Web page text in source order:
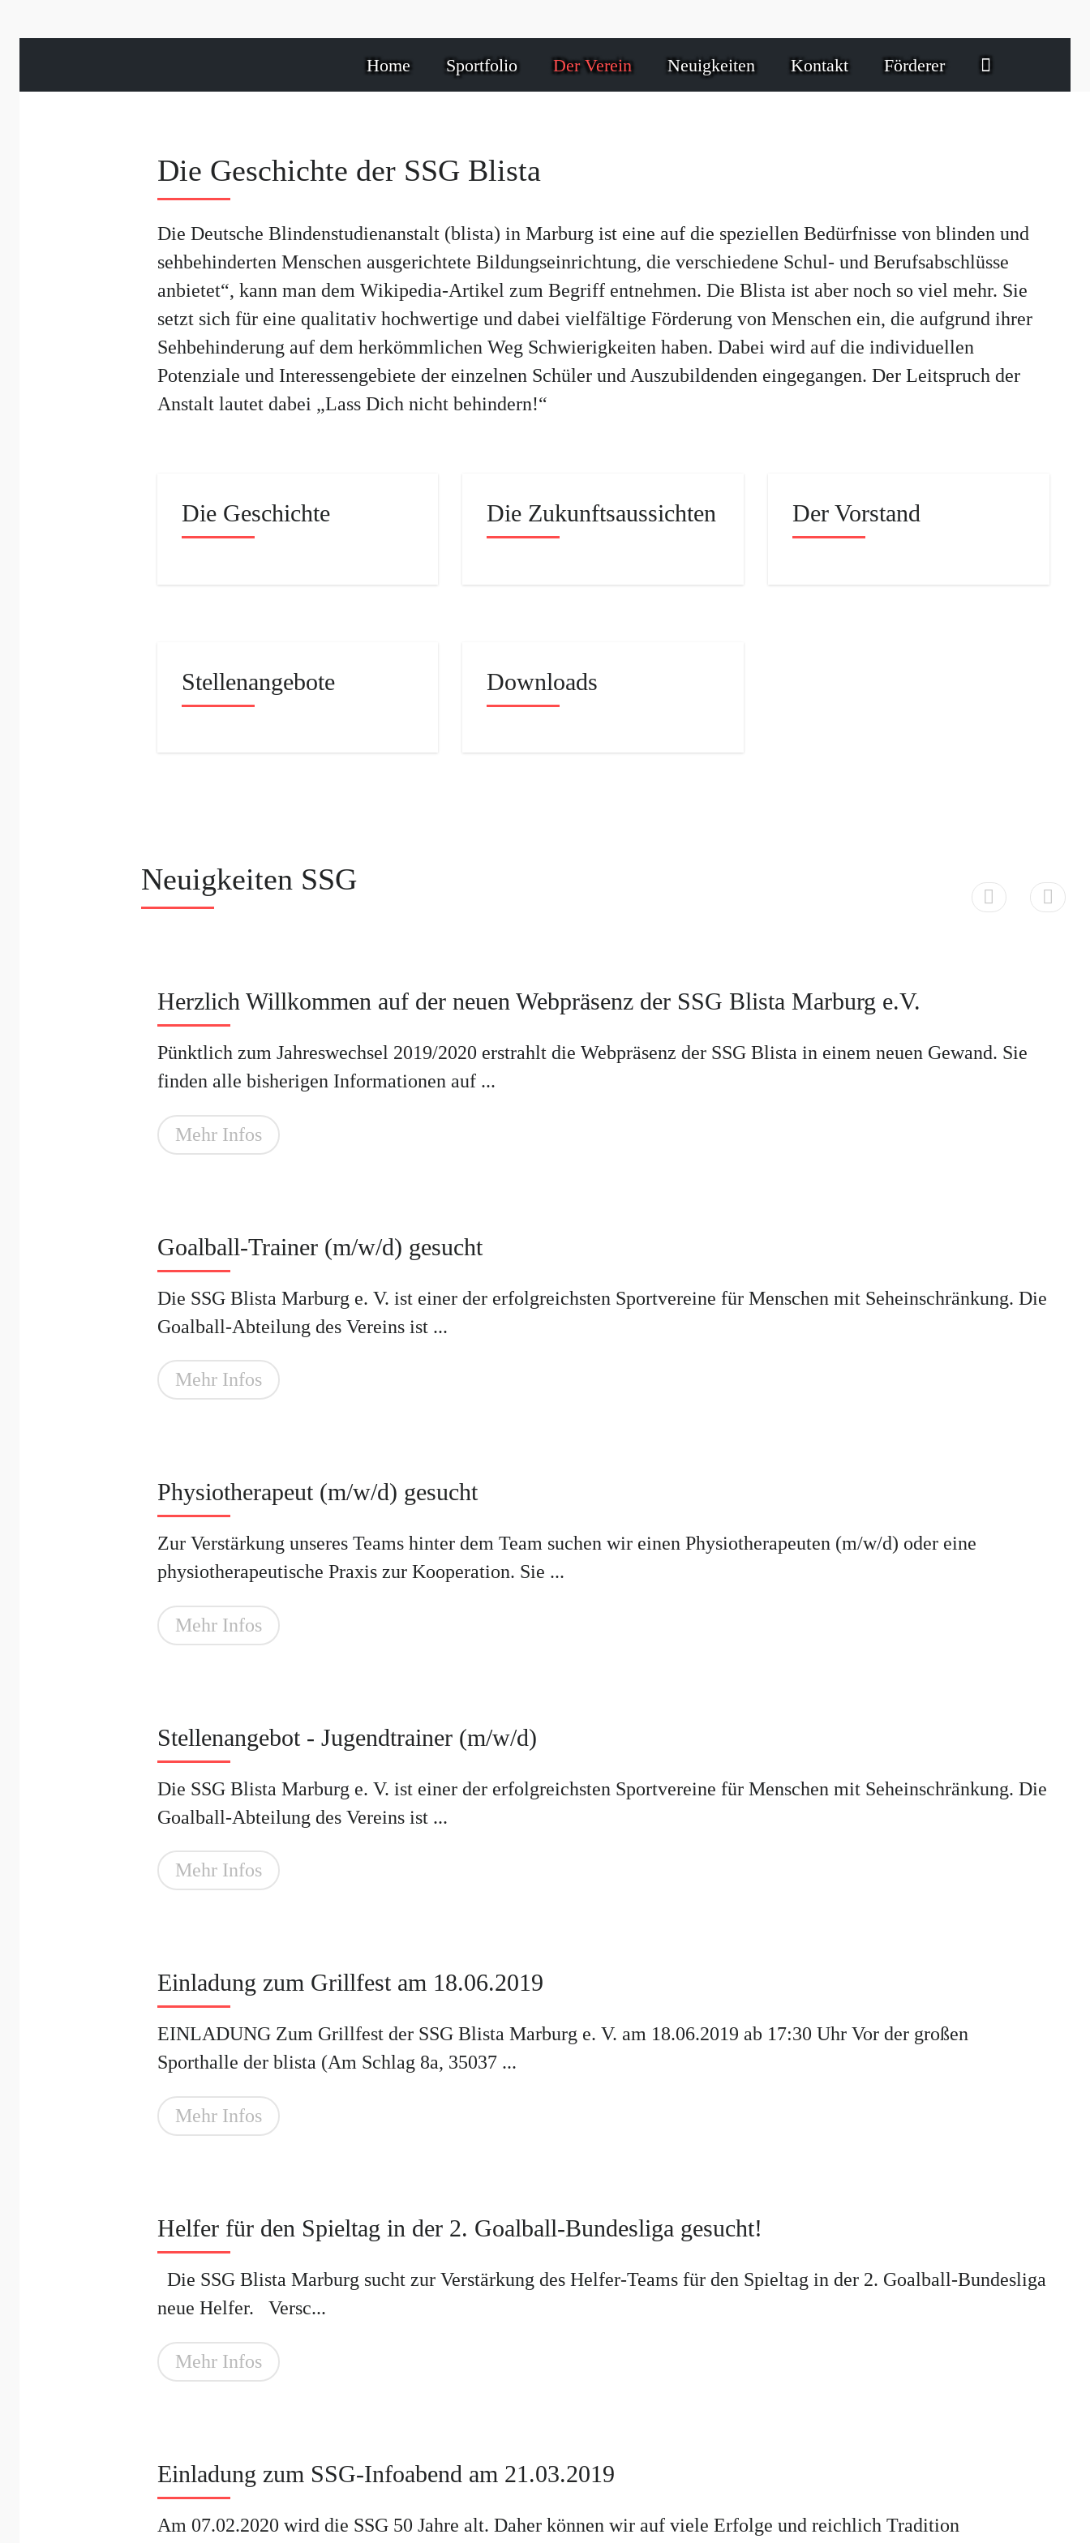
Home Sportfolio Der Verein Neuigkeiten Kontakt Förderer
Die Geschichte der SSG Blista
Die Deutsche Blindenstudienanstalt (blista) in Marburg ist eine auf die speziellen Bedürfnisse von blinden und
sehbehinderten Menschen ausgerichtete Bildungseinrichtung, die verschiedene Schul- und Berufsabschlüsse
anbietet“, kann man dem Wikipedia-Artikel zum Begriff entnehmen. Die Blista ist aber noch so viel mehr. Sie
setzt sich für eine qualitativ hochwertige und dabei vielfältige Förderung von Menschen ein, die aufgrund ihrer
Sehbehinderung auf dem herkömmlichen Weg Schwierigkeiten haben. Dabei wird auf die individuellen
Potenziale und Interessengebiete der einzelnen Schüler und Auszubildenden eingegangen. Der Leitspruch der
Anstalt lautet dabei „Lass Dich nicht behindern!“
Die Geschichte Die Zukunftsaussichten Der Vorstand
Stellenangebote Downloads
Neuigkeiten SSG
Herzlich Willkommen auf der neuen Webpräsenz der SSG Blista Marburg e.V.
Pünktlich zum Jahreswechsel 2019/2020 erstrahlt die Webpräsenz der SSG Blista in einem neuen Gewand. Sie
finden alle bisherigen Informationen auf ...
Mehr Infos
Goalball-Trainer (m/w/d) gesucht
Die SSG Blista Marburg e. V. ist einer der erfolgreichsten Sportvereine für Menschen mit Seheinschränkung. Die
Goalball-Abteilung des Vereins ist ...
Mehr Infos
Physiotherapeut (m/w/d) gesucht
Zur Verstärkung unseres Teams hinter dem Team suchen wir einen Physiotherapeuten (m/w/d) oder eine
physiotherapeutische Praxis zur Kooperation. Sie ...
Mehr Infos
Stellenangebot - Jugendtrainer (m/w/d)
Die SSG Blista Marburg e. V. ist einer der erfolgreichsten Sportvereine für Menschen mit Seheinschränkung. Die
Goalball-Abteilung des Vereins ist ...
Mehr Infos
Einladung zum Grillfest am 18.06.2019
EINLADUNG Zum Grillfest der SSG Blista Marburg e. V. am 18.06.2019 ab 17:30 Uhr Vor der großen
Sporthalle der blista (Am Schlag 8a, 35037 ...
Mehr Infos
Helfer für den Spieltag in der 2. Goalball-Bundesliga gesucht!
Die SSG Blista Marburg sucht zur Verstärkung des Helfer-Teams für den Spieltag in der 2. Goalball-Bundesliga
neue Helfer. Versc...
Mehr Infos
Einladung zum SSG-Infoabend am 21.03.2019
Am 07.02.2020 wird die SSG 50 Jahre alt. Daher können wir auf viele Erfolge und reichlich Tradition